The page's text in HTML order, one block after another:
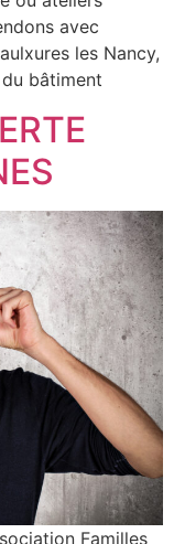
avec
les Nancy,
bâtiment
Familles